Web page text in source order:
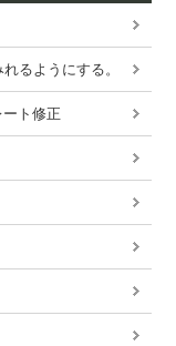
るようにする。
ト修正